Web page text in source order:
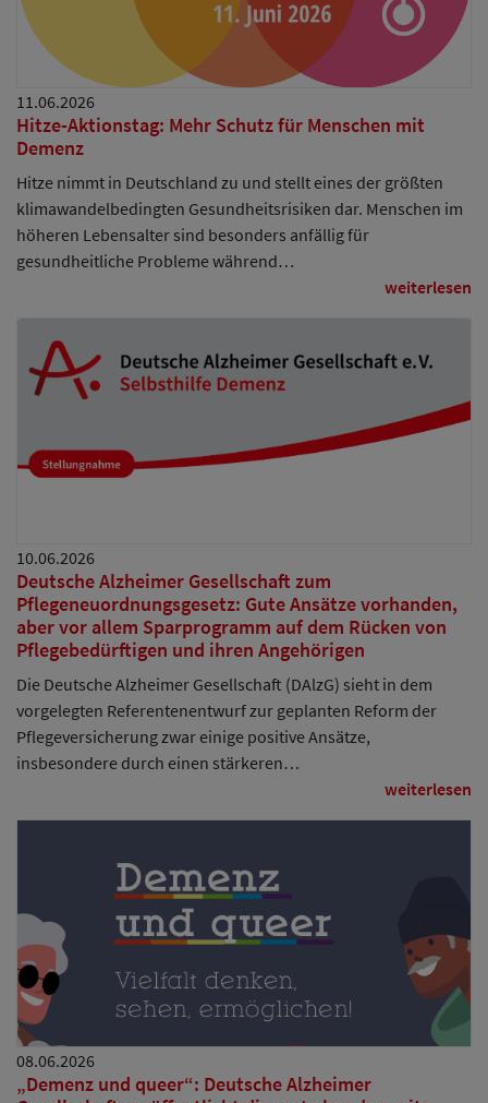
11.06.2026
Hitze-Aktionstag: Mehr Schutz für Menschen mit
Demenz
Hitze nimmt in Deutschland zu und stellt eines der größten
klimawandelbedingten Gesundheitsrisiken dar. Menschen im
höheren Lebensalter sind besonders anfällig für
gesundheitliche Probleme während…
weiterlesen
10.06.2026
Deutsche Alzheimer Gesellschaft zum
Pflegeneuordnungsgesetz: Gute Ansätze vorhanden,
aber vor allem Sparprogramm auf dem Rücken von
Pflegebedürftigen und ihren Angehörigen
Die Deutsche Alzheimer Gesellschaft (DAlzG) sieht in dem
vorgelegten Referentenentwurf zur geplanten Reform der
Pflegeversicherung zwar einige positive Ansätze,
insbesondere durch einen stärkeren…
weiterlesen
08.06.2026
„Demenz und queer“: Deutsche Alzheimer